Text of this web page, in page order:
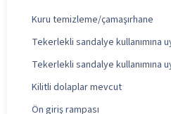
Kuru temizleme/çamaşırhane
Tekerlekli sandalye kullanımına
Tekerlekli sandalye kullanımına
Kilitli dolaplar mevcut
Ön giriş rampası